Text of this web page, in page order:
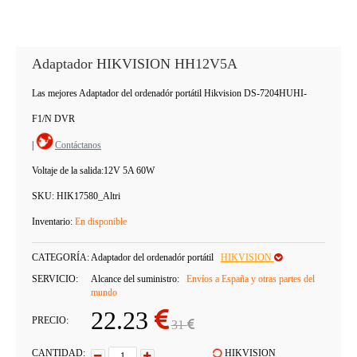
Adaptador HIKVISION HH12V5A
Las mejores Adaptador del ordenadór portátil Hikvision DS-7204HUHI-
F1/N DVR
Contáctanos
Voltaje de la salida:12V 5A 60W
SKU: HIK17580_Altri
Inventario: En disponible
CATEGORÍA:Adaptador del ordenadór portátil
HIKVISION
SERVICIO:
Alcance del suministro:
Envíos a España y otras partes del
mundo
PRECIO: 22.23 31
CANTIDAD:
HIKVISION